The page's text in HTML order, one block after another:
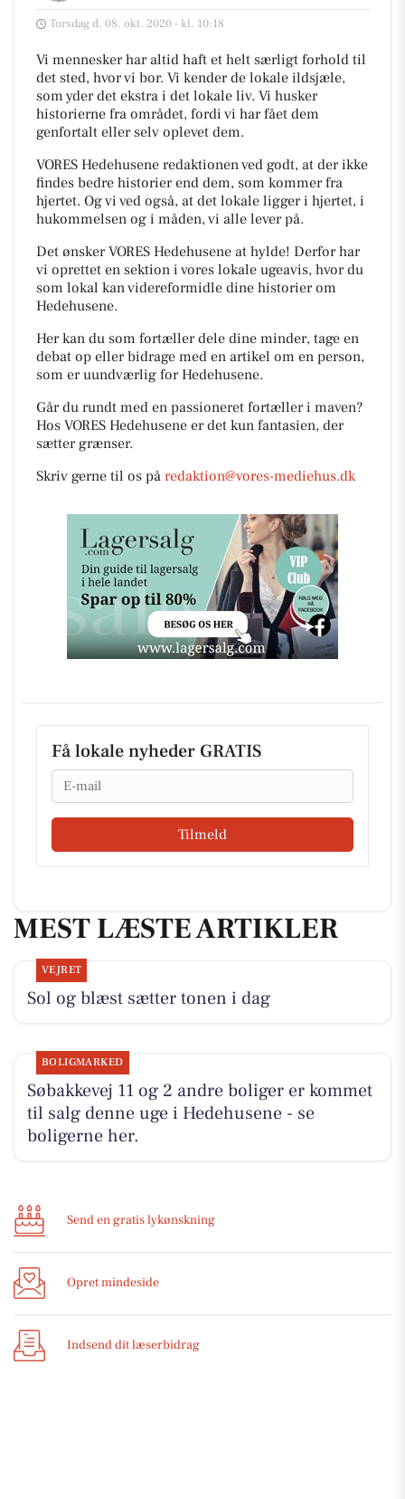
Torsdag d. 08. okt. 2020 - kl. 10:18
Vi mennesker har altid haft et helt særligt forhold til
det sted, hvor vi bor. Vi kender de lokale ildsjæle,
som yder det ekstra i det lokale liv. Vi husker
historierne fra området, fordi vi har fået dem
genfortalt eller selv oplevet dem.
VORES Hedehusene redaktionen ved godt, at der ikke
findes bedre historier end dem, som kommer fra
hjertet. Og vi ved også, at det lokale ligger i hjertet, i
hukommelsen og i måden, vi alle lever på.
Det ønsker VORES Hedehusene at hylde! Derfor har
vi oprettet en sektion i vores lokale ugeavis, hvor du
som lokal kan videreformidle dine historier om
Hedehusene.
Her kan du som fortæller dele dine minder, tage en
debat op eller bidrage med en artikel om en person,
som er uundværlig for Hedehusene.
Går du rundt med en passioneret fortæller i maven?
Hos VORES Hedehusene er det kun fantasien, der
sætter grænser.
Skriv gerne til os på redaktion@vores-mediehus.dk
Få lokale nyheder GRATIS
Email
Tilmeld
MEST LÆSTE ARTIKLER
VEJRET
Sol og blæst sætter tonen i dag
BOLIGMARKED
Søbakkevej 11 og 2 andre boliger er kommet
til salg denne uge i Hedehusene - se
boligerne her.
Send en gratis lykønskning
Opret mindeside
Indsend dit læserbidrag